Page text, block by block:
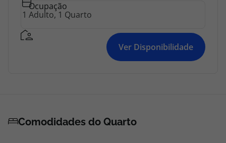
Ocupação
Ver Disponibilidade
Comodidades do Quarto